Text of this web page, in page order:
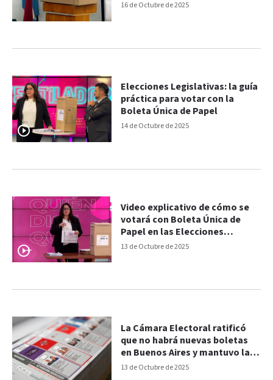
16 de Octubre de 2025
14 de Octubre de 2025
Elecciones Legislativas: la guía
práctica para votar con la
Boleta Única de Papel
13 de Octubre de 2025
Video explicativo de cómo se
votará con Boleta Única de
Papel en las Elecciones
Legislativas 2025
13 de Octubre de 2025
La Cámara Electoral ratificó
que no habrá nuevas boletas
en Buenos Aires y mantuvo la
foto de Espert